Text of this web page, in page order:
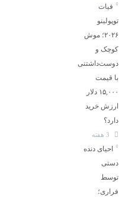
فیات
توپولینو
۲۰۲۶؛ موش
کوچک و
دوست‌داشتنی
با قیمت
۱۵,۰۰۰ دلار
ارزش خرید
دارد؟
احیای دنده
دستی
توسط
فراری؛